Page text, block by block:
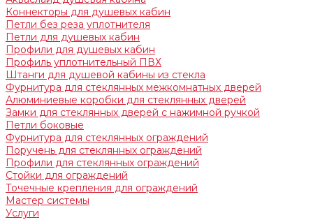
Коннекторы для душевых кабин
Петли без реза уплотнителя
Петли для душевых кабин
Профили для душевых кабин
Профиль уплотнительный ПВХ
Штанги для душевой кабины из стекла
Фурнитура для стеклянных межкомнатных дверей
Алюминиевые коробки для стеклянных дверей
Замки для стеклянных дверей с нажимной ручкой
Петли боковые
Фурнитура для стеклянных ограждений
Поручень для стеклянных ограждений
Профили для стеклянных ограждений
Стойки для ограждений
Точечные крепления для ограждений
Мастер системы
Услуги